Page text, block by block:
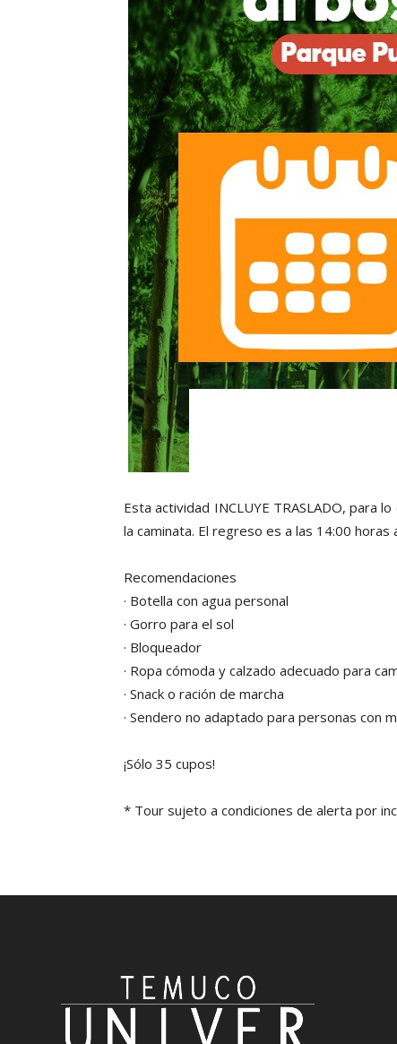
Esta actividad INCLUYE TRASLADO, para
la caminata. El regreso es a las 14:00 horas
Recomendaciones
· Botella con agua personal
· Gorro para el sol
· Bloqueador
· Ropa cómoda y calzado adecuado para
· Snack o ración de marcha
· Sendero no adaptado para personas con
¡Sólo 35 cupos!
* Tour sujeto a condiciones de alerta por